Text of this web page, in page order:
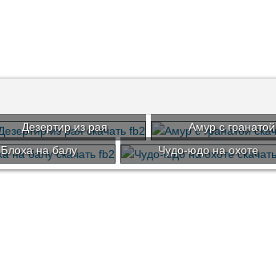
Дезертир из рая
Амур с гранатой
Блоха на балу Чудо-юдо на охоте